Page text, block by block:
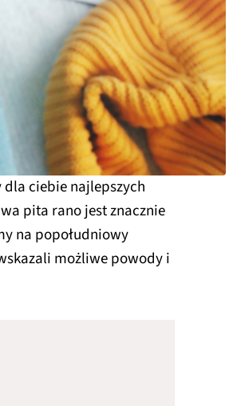
dla ciebie najlepszych
pita rano jest znacznie
na popołudniowy
możliwe powody i